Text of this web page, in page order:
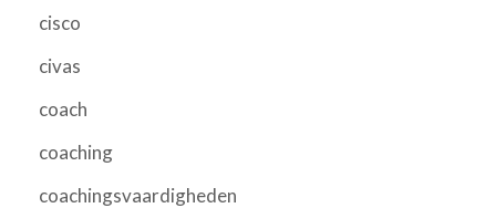
cisco
civas
coach
coaching
coachingsvaardigheden